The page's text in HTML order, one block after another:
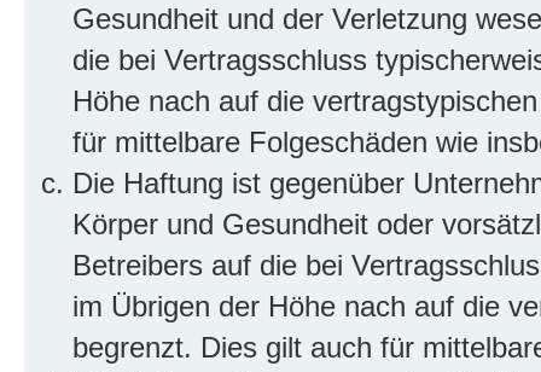
Gesundheit und der Verletzung
die bei Vertragsschluss
Höhe nach auf die
für mittelbare Folgeschäden wie
Die Haftung ist gegenüber
Körper und Gesundheit oder
Betreibers auf die bei
im Übrigen der Höhe nach auf die
begrenzt. Dies gilt auch für